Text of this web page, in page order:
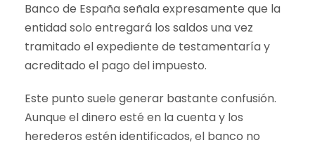
Banco de España señala expresamente que la
entidad solo entregará los saldos una vez
tramitado el expediente de testamentaría y
acreditado el pago del impuesto.
Este punto suele generar bastante confusión.
Aunque el dinero esté en la cuenta y los
herederos estén identificados, el banco no